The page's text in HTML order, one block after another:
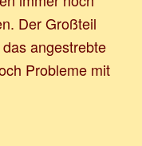
Der Großteil
angestrebte
Probleme mit